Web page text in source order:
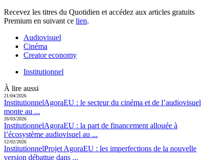
Recevez les titres du Quotidien et accédez aux articles gratuits
Premium en suivant ce lien.
Audiovisuel
Cinéma
Creator economy
Institutionnel
À lire aussi
21/04/2026
InstitutionnelAgoraEU : le secteur du cinéma et de l’audiovisuel
monte au ...
26/03/2026
InstitutionnelAgoraEU : la part de financement allouée à
l’écosystème audiovisuel au ...
12/02/2026
InstitutionnelProjet AgoraEU : les imperfections de la nouvelle
version débattue dans ...